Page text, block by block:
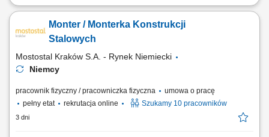
Zakres obowiązków: Montaż oraz demontaż rusztowań na obiektach
brygadzistą przy realizacji projektów;
Monter / Monterka Konstrukcji
Stalowych
Mostostal Kraków S.A. - Rynek Niemiecki
Niemcy
pracownik fizyczny / pracowniczka fizyczna
umowa o pracę
pełny etat
rekrutacja online Szukamy 10 pracowników
3 dni